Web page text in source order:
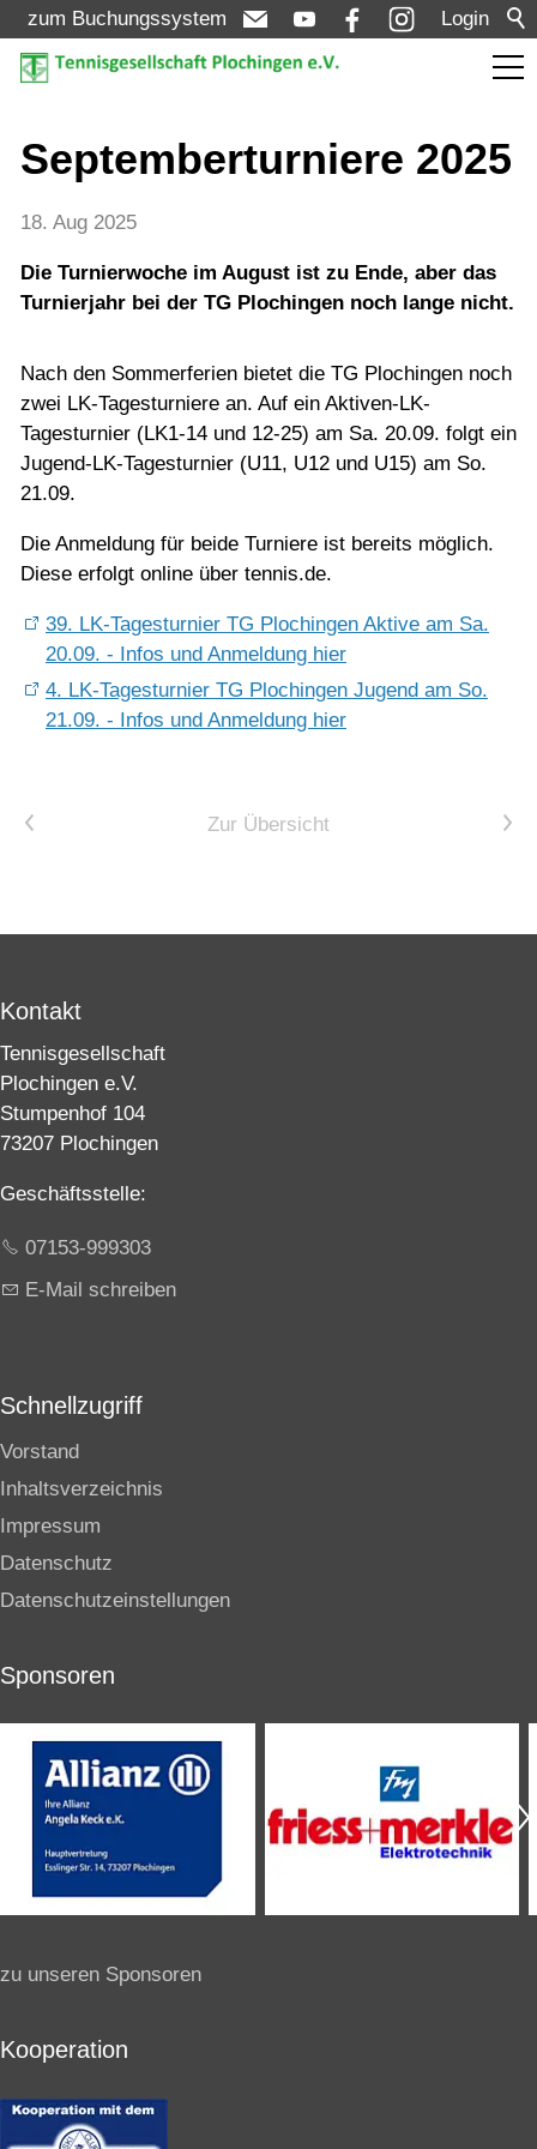
Login
zum Buchungssystem
Aktuelles
Turniere
Verein
Mannschaften
Jugend
Training
Gaststätte
Septemberturniere 2025
18. Aug 2025
Die Turnierwoche im August ist zu Ende, aber das
Turnierjahr bei der TG Plochingen noch lange nicht.
Nach den Sommerferien bietet die TG Plochingen noch
zwei LK-Tagesturniere an. Auf ein Aktiven-LK-
Tagesturnier (LK1-14 und 12-25) am Sa. 20.09. folgt ein
Jugend-LK-Tagesturnier (U11, U12 und U15) am So.
21.09.
Die Anmeldung für beide Turniere ist bereits möglich.
Diese erfolgt online über tennis.de.
39. LK-Tagesturnier TG Plochingen Aktive am Sa.
20.09. - Infos und Anmeldung hier
4. LK-Tagesturnier TG Plochingen Jugend am So.
21.09. - Infos und Anmeldung hier
Vorheriger Artikel Zur Übersicht Nächster Artikel
Kontakt
Tennisgesellschaft
Plochingen e.V.
Stumpenhof 104
73207 Plochingen
Geschäftsstelle:
07153-999303
E-Mail schreiben
Schnellzugriff
Vorstand
Inhaltsverzeichnis
Impressum
Datenschutz
Datenschutzeinstellungen
Sponsoren
zu unseren Sponsoren
Kooperation